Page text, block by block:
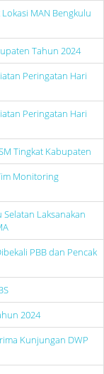
MAN Bengkulu
Tahun 2024
Peringatan Hari
Peringatan Hari
Tingkat Kabupaten
Monitoring
Laksanakan
PBB dan Pencak
2024
Kunjungan DWP